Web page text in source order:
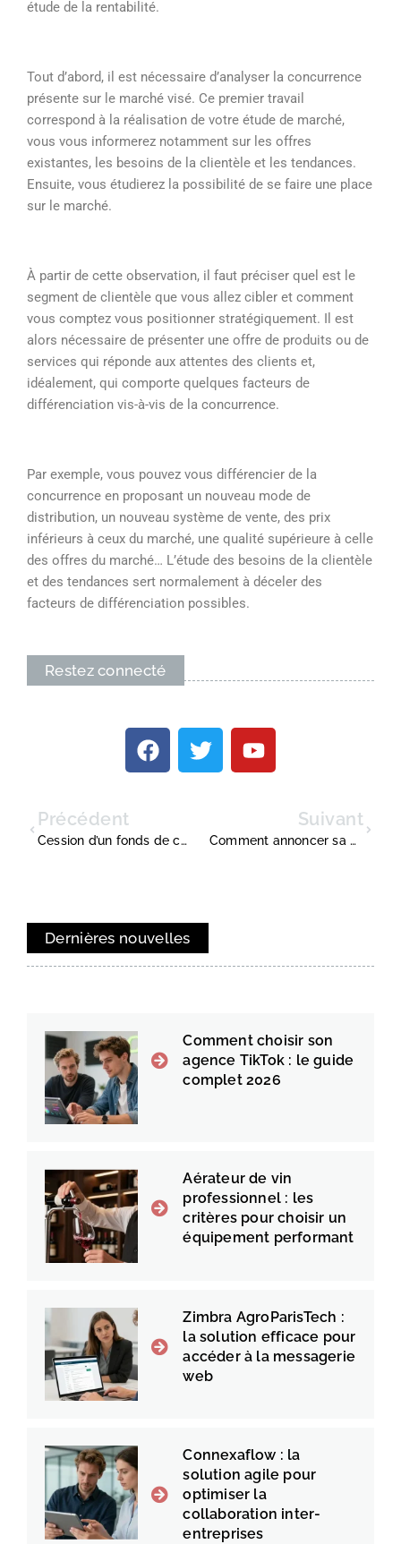
étude de la rentabilité.
Tout d’abord, il est nécessaire d’analyser la concurrence
présente sur le marché visé. Ce premier travail
correspond à la réalisation de votre étude de marché,
vous vous informerez notamment sur les offres
existantes, les besoins de la clientèle et les tendances.
Ensuite, vous étudierez la possibilité de se faire une place
sur le marché.
À partir de cette observation, il faut préciser quel est le
segment de clientèle que vous allez cibler et comment
vous comptez vous positionner stratégiquement. Il est
alors nécessaire de présenter une offre de produits ou de
services qui réponde aux attentes des clients et,
idéalement, qui comporte quelques facteurs de
différenciation vis-à-vis de la concurrence.
Par exemple, vous pouvez vous différencier de la
concurrence en proposant un nouveau mode de
distribution, un nouveau système de vente, des prix
inférieurs à ceux du marché, une qualité supérieure à celle
des offres du marché… L’étude des besoins de la clientèle
et des tendances sert normalement à déceler des
facteurs de différenciation possibles.
Restez connecté
Précédent
Cession d’un fonds de commerce
Suivant
Comment annoncer sa démission au travail ?
Dernières nouvelles
Comment choisir son
agence TikTok : le guide
complet 2026
Aérateur de vin
professionnel : les
critères pour choisir un
équipement performant
Zimbra AgroParisTech :
la solution efficace pour
accéder à la messagerie
web
Connexaflow : la
solution agile pour
optimiser la
collaboration inter-
entreprises